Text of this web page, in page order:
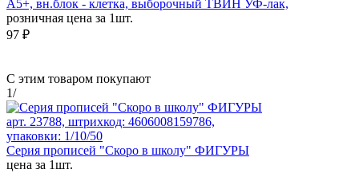
А5+, вн.блок - клетка, выборочный ТВИН УФ-лак,
розничная цена за 1шт.
97 ₽
С этим товаром покупают
1/
арт. 23788, штрихкод: 4606008159786,
упаковки: 1/10/50
Серия прописей "Скоро в школу" ФИГУРЫ
цена за 1шт.